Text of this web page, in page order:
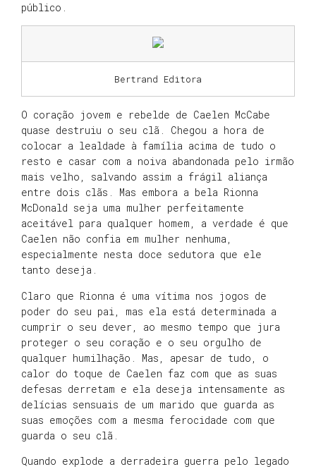
público.
Bertrand Editora
O coração jovem e rebelde de Caelen McCabe
quase destruiu o seu clã. Chegou a hora de
colocar a lealdade à família acima de tudo o
resto e casar com a noiva abandonada pelo irmão
mais velho, salvando assim a frágil aliança
entre dois clãs. Mas embora a bela Rionna
McDonald seja uma mulher perfeitamente
aceitável para qualquer homem, a verdade é que
Caelen não confia em mulher nenhuma,
especialmente nesta doce sedutora que ele
tanto deseja.
Claro que Rionna é uma vítima nos jogos de
poder do seu pai, mas ela está determinada a
cumprir o seu dever, ao mesmo tempo que jura
proteger o seu coração e o seu orgulho de
qualquer humilhação. Mas, apesar de tudo, o
calor do toque de Caelen faz com que as suas
defesas derretam e ela deseja intensamente as
delícias sensuais de um marido que guarda as
suas emoções com a mesma ferocidade com que
guarda o seu clã.
Quando explode a derradeira guerra pelo legado